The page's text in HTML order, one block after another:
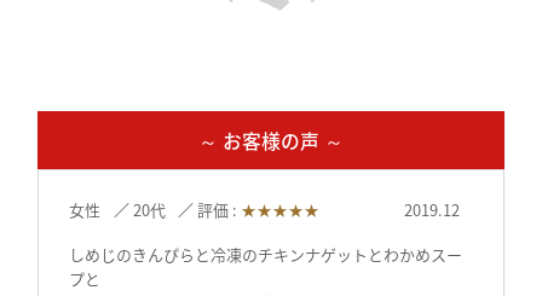
～ お客様の声 ～
女性 20代 評価 : ★★★★★
2019.12
しめじのきんぴらと冷凍のチキンナゲットとわかめスー
プと